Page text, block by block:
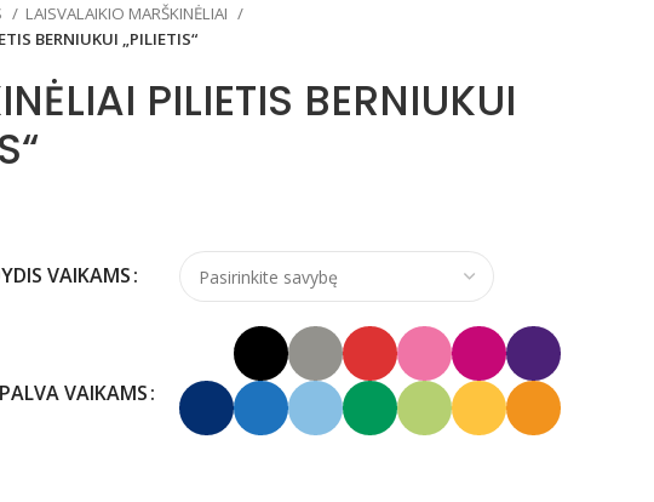
LAISVALAIKIO MARŠKINĖLIAI
BERNIUKUI „PILIETIS“
PILIETIS BERNIUKUI
VAIKAMS
VAIKAMS